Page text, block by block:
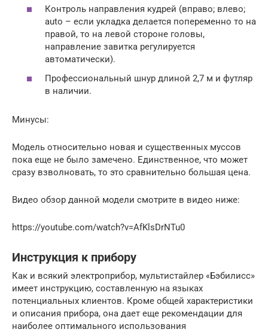
Контроль направления кудрей (вправо; влево;
auto – если укладка делается попеременно то на
правой, то на левой стороне головы,
направление завитка регулируется
автоматически).
Профессиональный шнур длиной 2,7 м и футляр
в наличии.
Минусы:
Модель относительно новая и существенных муссов
пока еще не было замечено. Единственное, что может
сразу взволновать, то это сравнительно большая цена.
Видео обзор данной модели смотрите в видео ниже:
https://youtube.com/watch?v=AfKlsDrNTu0
Инструкция к прибору
Как и всякий электроприбор, мультистайлер «Бэбилисс»
имеет инструкцию, составленную на языках
потенциальных клиентов. Кроме общей характеристики
и описания прибора, она дает еще рекомендации для
наиболее оптимального использования